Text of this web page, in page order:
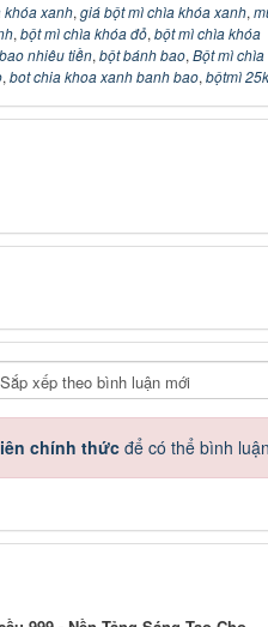
khóa xanh, giá bột mì chìa khóa xanh,
, bột mì chìa khóa đỏ, bột mì chìa khóa
nhiêu tiền, bột bánh bao, Bột mì chìa
, bot chia khoa xanh banh bao, bộtmì
chính thứcđể có thể bình